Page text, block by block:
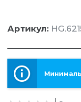
Артикул: